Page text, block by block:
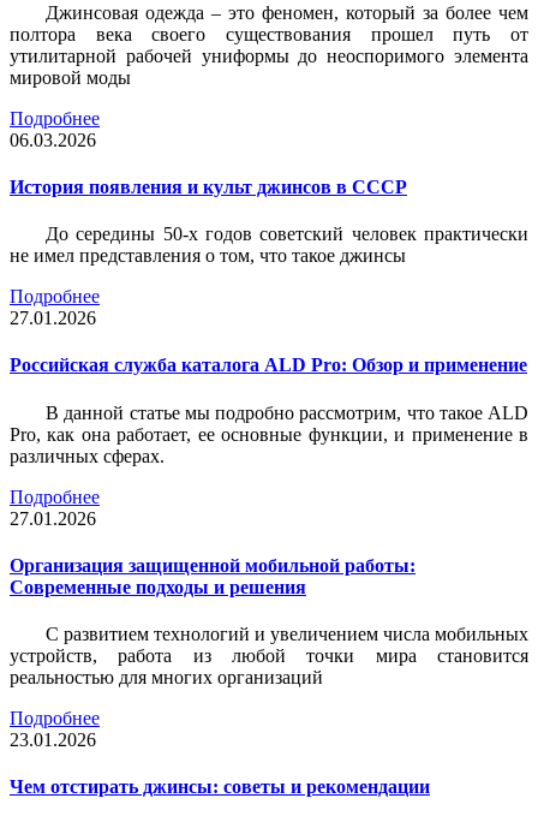
Джинсовая одежда – это феномен, который за более чем
полтора века своего существования прошел путь от
утилитарной рабочей униформы до неоспоримого элемента
мировой моды
Подробнее
06.03.2026
История появления и культ джинсов в СССР
До середины 50-х годов советский человек практически
не имел представления о том, что такое джинсы
Подробнее
27.01.2026
Российская служба каталога ALD Pro: Обзор и применение
В данной статье мы подробно рассмотрим, что такое ALD
Pro, как она работает, ее основные функции, и применение в
различных сферах.
Подробнее
27.01.2026
Организация защищенной мобильной работы:
Современные подходы и решения
С развитием технологий и увеличением числа мобильных
устройств, работа из любой точки мира становится
реальностью для многих организаций
Подробнее
23.01.2026
Чем отстирать джинсы: советы и рекомендации